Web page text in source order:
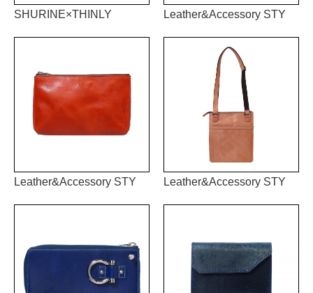
SHURINE×THINLY Leather&Accessory STY
Leather&Accessory STY Leather&Accessory STY